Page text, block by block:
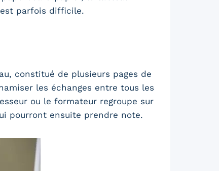
parfois difficile.
constitué de plusieurs pages de
les échanges entre tous les
ou le formateur regroupe sur
pourront ensuite prendre note.